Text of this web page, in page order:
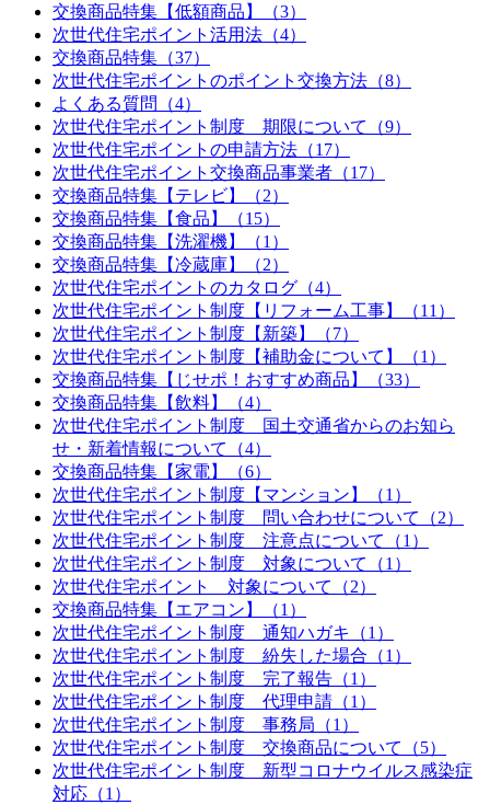
交換商品特集【低額商品】（3）
次世代住宅ポイント活用法（4）
交換商品特集（37）
次世代住宅ポイントのポイント交換方法（8）
よくある質問（4）
次世代住宅ポイント制度 期限について（9）
次世代住宅ポイントの申請方法（17）
次世代住宅ポイント交換商品事業者（17）
交換商品特集【テレビ】（2）
交換商品特集【食品】（15）
交換商品特集【洗濯機】（1）
交換商品特集【冷蔵庫】（2）
次世代住宅ポイントのカタログ（4）
次世代住宅ポイント制度【リフォーム工事】（11）
次世代住宅ポイント制度【新築】（7）
次世代住宅ポイント制度【補助金について】（1）
交換商品特集【じせポ！おすすめ商品】（33）
交換商品特集【飲料】（4）
次世代住宅ポイント制度 国土交通省からのお知ら
せ・新着情報について（4）
交換商品特集【家電】（6）
次世代住宅ポイント制度【マンション】（1）
次世代住宅ポイント制度 問い合わせについて（2）
次世代住宅ポイント制度 注意点について（1）
次世代住宅ポイント制度 対象について（1）
次世代住宅ポイント 対象について（2）
交換商品特集【エアコン】（1）
次世代住宅ポイント制度 通知ハガキ（1）
次世代住宅ポイント制度 紛失した場合（1）
次世代住宅ポイント制度 完了報告（1）
次世代住宅ポイント制度 代理申請（1）
次世代住宅ポイント制度 事務局（1）
次世代住宅ポイント制度 交換商品について（5）
次世代住宅ポイント制度 新型コロナウイルス感染症
対応（1）